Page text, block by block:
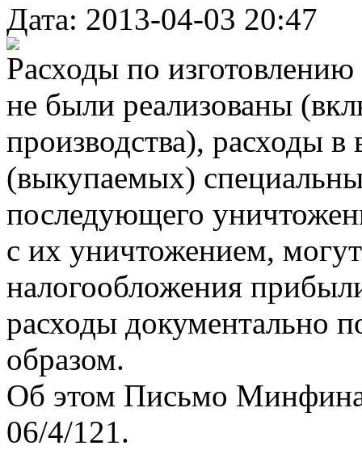
Дата: 2013-04-03 20:47
Расходы по
не были реализованы
производства), расходы
(выкупаемых)
последующего
с их уничтожением,
налогообложения
расходы документально
образом.
Об этом Письмо
06/4/121.